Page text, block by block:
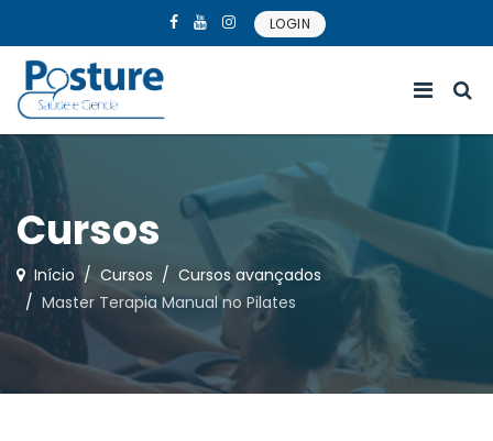
LOGIN
Cursos
Início Cursos
Cursos avançados
Master Terapia Manual no Pilates